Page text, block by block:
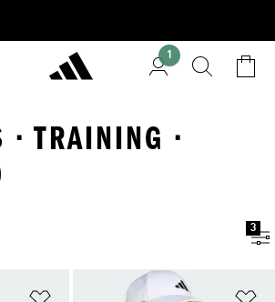
1
· TRAINING ·
3
Añadir a la lista de deseos